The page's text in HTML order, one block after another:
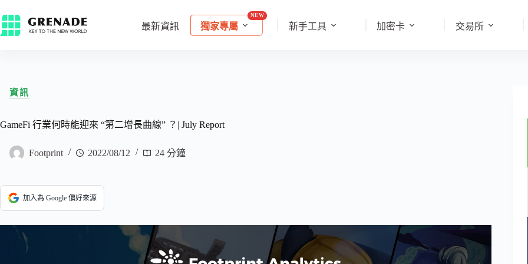
最新資訊 獨家專屬 新手工具 加密卡 交易所
資訊
GameFi 行業何時能迎來 “第二增長曲線” ？| July Report
Footprint 2022/08/12 24 分鐘
加入為 Google 偏好來源